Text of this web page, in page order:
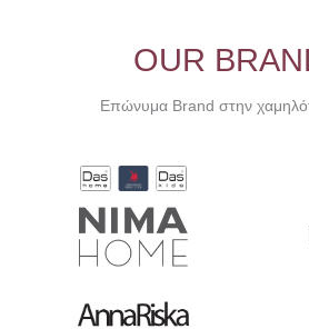
OUR
Επώνυμα Brand στην